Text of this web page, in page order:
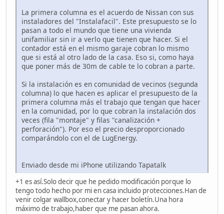
La primera columna es el acuerdo de Nissan con sus
instaladores del "Instalafacil". Este presupuesto se lo
pasan a todo el mundo que tiene una vivienda
unifamiliar sin ir a verlo que tienen que hacer. Si el
contador está en el mismo garaje cobran lo mismo
que si está al otro lado de la casa. Eso si, como haya
que poner más de 30m de cable te lo cobran a parte.
Si la instalación es en comunidad de vecinos (segunda
columna) lo que hacen es aplicar el presupuesto de la
primera columna más el trabajo que tengan que hacer
en la comunidad, por lo que cobran la instalación dos
veces (fila "montaje" y filas "canalización +
perforación"). Por eso el precio desproporcionado
comparándolo con el de LugEnergy.
Enviado desde mi iPhone utilizando Tapatalk
+1 es así.Solo decir que he pedido modificación porque lo
tengo todo hecho por mi en casa incluido protecciones.Han de
venir colgar wallbox,conectar y hacer boletín.Una hora
máximo de trabajo,haber que me pasan ahora.